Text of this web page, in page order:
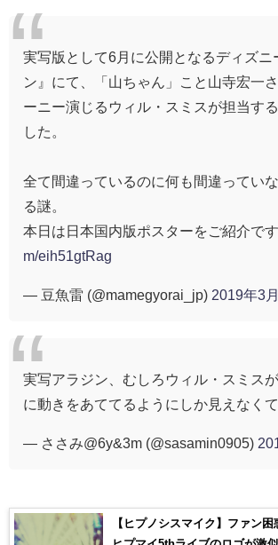
実写版として6月に公開となるディズニ
ン』にて、「山ちゃん」こと山寺宏一
ーニー演じるウィル・スミスが担当す
した。
全て間違っているのに何も間違ってい
る謎。
本日は日本国内版ポスターをご紹介です
m/eih51gtRag
— 豆魚雷 (@mamegyorai_jp) 2019年3
実写アラジン、むしろウィル・スミス
に動きをあててるようにしか見えなく
— ささみ@6y&3m (@sasamin0905)
【ヒプノシスマイク】ファン